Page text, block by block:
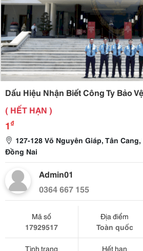
Dấu Hiệu Nhận Biết Công Ty Bảo
( HẾT HẠN )
1 ₫
127-128 Võ Nguyên Giáp, Tân
Đồng Nai
Admin01
0364 667 155
Mã số
17929517
Địa điểm
Toàn quốc
Tình trạng
Hết hạn